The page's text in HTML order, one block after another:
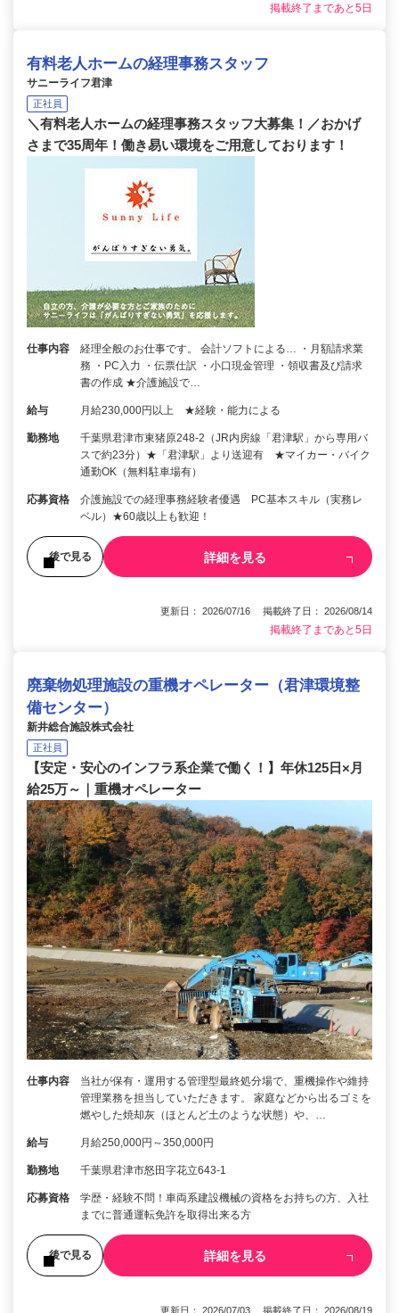
掲載終了まであと5日
有料老人ホームの経理事務スタッフ
サニーライフ君津
正社員
＼有料老人ホームの経理事務スタッフ大募集！／おかげ
さまで35周年！働き易い環境をご用意しております！
仕事内容
経理全般のお仕事です。 会計ソフトによる… ・月額請求業
務 ・PC入力 ・伝票仕訳 ・小口現金管理 ・領収書及び請求
書の作成 ★介護施設で…
給与 月給230,000円以上 ★経験・能力による
勤務地
千葉県君津市東猪原248-2（JR内房線「君津駅」から専用バ
スで約23分）★「君津駅」より送迎有 ★マイカー・バイク
通勤OK（無料駐車場有）
応募資格
介護施設での経理事務経験者優遇 PC基本スキル（実務レ
ベル）★60歳以上も歓迎！
後で見る 詳細を見る
更新日： 2026/07/16 掲載終了日： 2026/08/14
掲載終了まであと5日
廃棄物処理施設の重機オペレーター（君津環境整
備センター）
新井総合施設株式会社
正社員
【安定・安心のインフラ系企業で働く！】年休125日×月
給25万～｜重機オペレーター
仕事内容
当社が保有・運用する管理型最終処分場で、重機操作や維持
管理業務を担当していただきます。 家庭などから出るゴミを
燃やした焼却灰（ほとんど土のような状態）や、…
給与 月給250,000円～350,000円
勤務地 千葉県君津市怒田字花立643-1
応募資格
学歴・経験不問！車両系建設機械の資格をお持ちの方、入社
までに普通運転免許を取得出来る方
後で見る 詳細を見る
更新日： 2026/07/03 掲載終了日： 2026/08/19